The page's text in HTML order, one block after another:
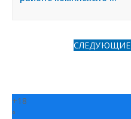
СЛЕДУЮЩИЕ
+18
°